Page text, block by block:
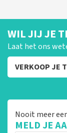
WIL JIJ JE
Laat het ons
VERKOOP JE
Nooit meer
MELD JE